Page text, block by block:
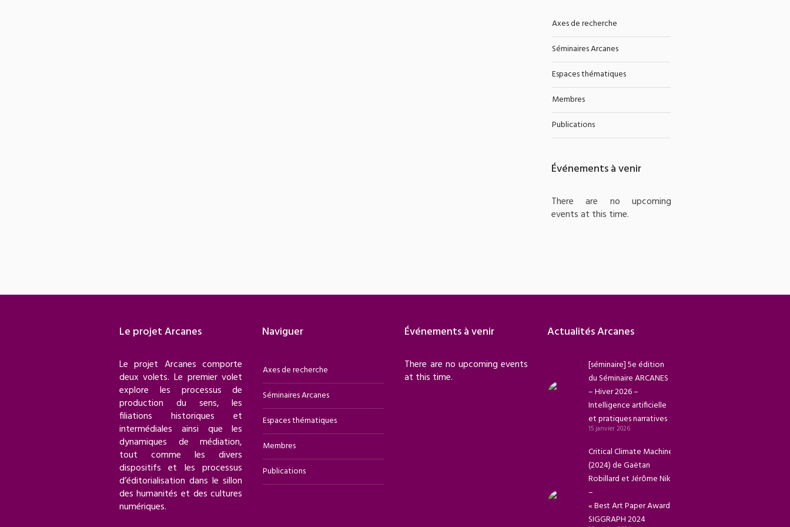
Axes de recherche
Séminaires Arcanes
Espaces thématiques
Membres
Publications
Événements à venir
There are no upcoming
events at this time.
Le projet Arcanes
Le projet Arcanes comporte
deux volets. Le premier volet
explore les processus de
production du sens, les
filiations historiques et
intermédiales ainsi que les
dynamiques de médiation,
tout comme les divers
dispositifs et les processus
d’éditorialisation dans le sillon
des humanités et des cultures
numériques.
Naviguer
Axes de recherche
Séminaires Arcanes
Espaces thématiques
Membres
Publications
Événements à venir
There are no upcoming events
at this time.
Actualités Arcanes
[séminaire] 5e édition
du Séminaire ARCANES
– Hiver 2026 –
Intelligence artificielle
et pratiques narratives
15 janvier 2026
Critical Climate Machine
(2024) de Gaëtan
Robillard et Jérôme Nika
–
« Best Art Paper Award »
SIGGRAPH 2024